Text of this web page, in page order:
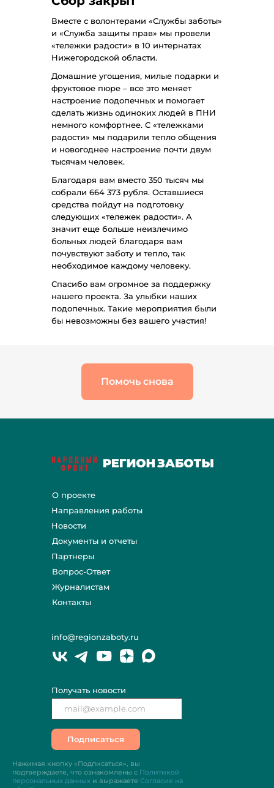
Спасибо вам огромное за поддержку
нашего проекта. За улыбки наших
подопечных. Такие мероприятия были
бы невозможны без вашего участия!
Благодаря вам вместо 350 тысяч мы
собрали 664 373 рубля. Оставшиеся
средства пойдут на подготовку
следующих «тележек радости». А
значит еще больше неизлечимо
больных людей благодаря вам
почувствуют заботу и тепло, так
необходимое каждому человеку.
Домашние угощения, милые подарки и
фруктовое пюре – все это меняет
настроение подопечных и помогает
сделать жизнь одиноких людей в ПНИ
немного комфортнее. С «тележками
радости» мы подарили тепло общения
и новогоднее настроение почти двум
тысячам человек.
Вместе с волонтерами «Службы заботы»
и «Служба защиты прав» мы провели
«тележки радости» в 10 интернатах
Нижегородской области.
Помочь снова
info@regionzaboty.ru
Вопрос-Ответ
О проекте
Партнеры
Журналистам
Направления работы
Новости
Контакты
Документы и отчеты
Нажимая кнопку «Подписаться», вы
подтверждаете, что ознакомлены с Политикой
персональных данных и выражаете Согласие на
Получать новости
Подписаться